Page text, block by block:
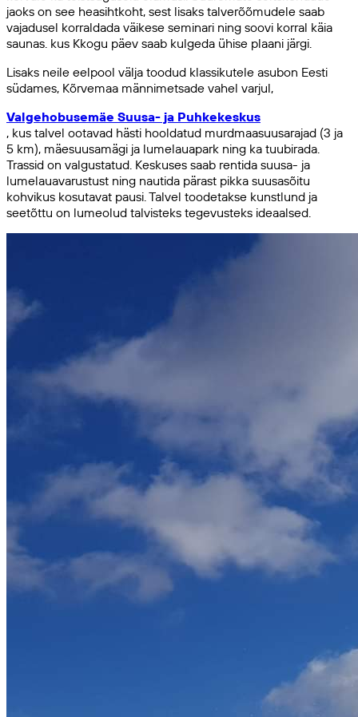
jaoks on see heasihtkoht, sest lisaks talverõõmudele saab
vajadusel korraldada väikese seminari ning soovi korral käia
saunas. kus Kkogu päev saab kulgeda ühise plaani järgi.
Lisaks neile eelpool välja toodud klassikutele asubon Eesti
südames, Kõrvemaa männimetsade vahel varjul,
Valgehobusemäe Suusa- ja Puhkekeskus
, kus talvel ootavad hästi hooldatud murdmaasuusarajad (3 ja
5 km), mäesuusamägi ja lumelauapark ning ka tuubirada.
Trassid on valgustatud. Keskuses saab rentida suusa- ja
lumelauavarustust ning nautida pärast pikka suusasõitu
kohvikus kosutavat pausi. Talvel toodetakse kunstlund ja
seetõttu on lumeolud talvisteks tegevusteks ideaalsed.